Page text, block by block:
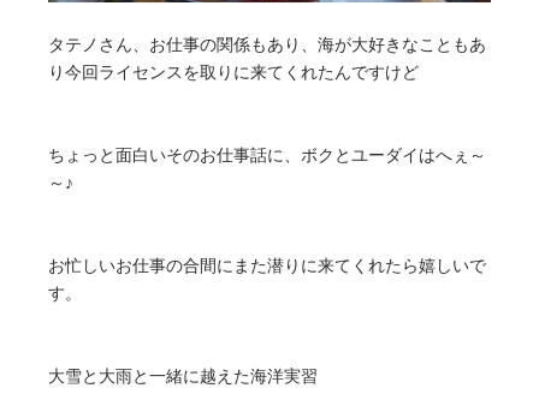
タテノさん、お仕事の関係もあり、海が大好きなこともあ
り今回ライセンスを取りに来てくれたんですけど
ちょっと面白いそのお仕事話に、ボクとユーダイはへぇ～
～♪
お忙しいお仕事の合間にまた潜りに来てくれたら嬉しいで
す。
大雪と大雨と一緒に越えた海洋実習